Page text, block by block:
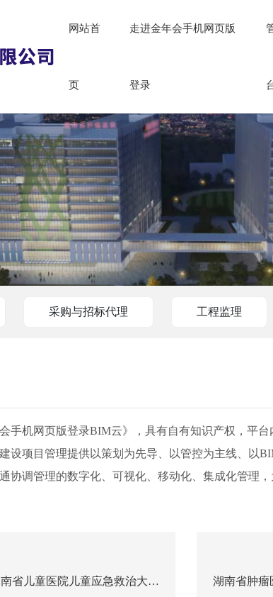
网站首
页
走进金年会手机网页版
登录
采购与招标代理 工程监理
机网页版登录BIM云》，具有自有知识产权，平
设项目管理提供以策划为先导、以管控为主线、以
协调管理的数字化、可视化、移动化、集成化管理
省儿童医院儿童应急救治大楼
湖南省肿瘤